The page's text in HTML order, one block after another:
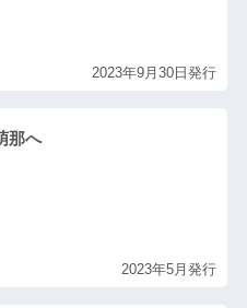
2023年9月30日発行
那へ
2023年5月発行